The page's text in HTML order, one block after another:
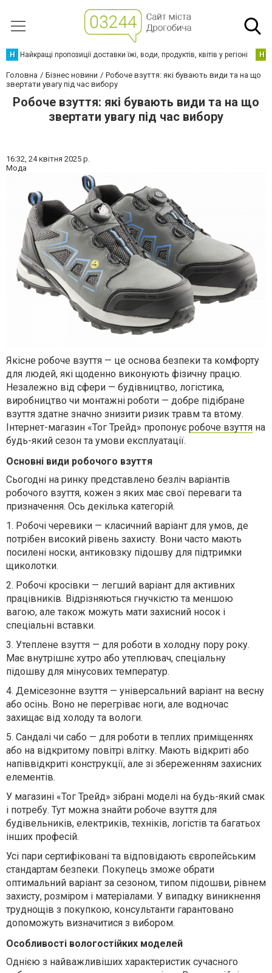
Н Найкращі пропозиції доставки їжі, води, продуктів, квітів у регіоні Н
Головна Бізнес новини
Робоче взуття: які бувають види та на що
звертати увагу під час вибору
Робоче взуття: які бувають види та на що
звертати увагу під час вибору
16:32, 24 квітня 2025 р.
Мода
Якісне робоче взуття — це основа безпеки та комфорту
для людей, які щоденно виконують фізичну працю.
Незалежно від сфери — будівництво, логістика,
виробництво чи монтажні роботи — добре підібране
взуття здатне значно знизити ризик травм та втому.
Інтернет-магазин «Тог Трейд» пропонує робоче взуття на
будь-який сезон та умови експлуатації.
Основні види робочого взуття
Сьогодні на ринку представлено безліч варіантів
робочого взуття, кожен з яких має свої переваги та
призначення. Ось декілька категорій.
1. Робочі черевики — класичний варіант для умов, де
потрібен високий рівень захисту. Вони часто мають
посилені носки, антиковзку підошву для підтримки
щиколотки.
2. Робочі кросівки — легший варіант для активних
працівників. Відрізняються гнучкістю та меншою
вагою, але також можуть мати захисний носок і
спеціальні вставки.
3. Утеплене взуття — для роботи в холодну пору року.
Має внутрішнє хутро або утеплювач, спеціальну
підошву для мінусових температур.
4. Демісезонне взуття — універсальний варіант на весну
або осінь. Воно не перегріває ноги, але водночас
захищає від холоду та вологи.
5. Сандалі чи сабо — для роботи в теплих приміщеннях
або на відкритому повітрі влітку. Мають відкриті або
напіввідкриті конструкції, але зі збереженням захисних
елементів.
У магазині «Тог Трейд» зібрані моделі на будь-який смак
і потребу. Тут можна знайти робоче взуття для
будівельників, електриків, техніків, логістів та багатьох
інших професій.
Усі пари сертифіковані та відповідають європейським
стандартам безпеки. Покупець зможе обрати
оптимальний варіант за сезоном, типом підошви, рівнем
захисту, розміром і матеріалами. У випадку виникнення
труднощів з покупкою, консультанти гарантовано
допоможуть визначитися з вибором.
Особливості вологостійких моделей
Однією з найважливіших характеристик сучасного